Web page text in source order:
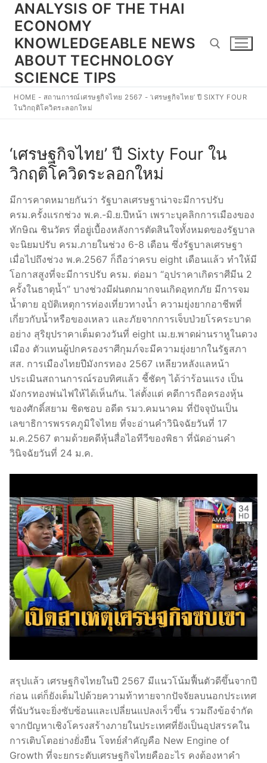
Skip
content
ANALYSIS OF THE THAI
ECONOMY
KNOWLEDGEABLE NEWS
ABOUT TECHNOLOGY
SCIENCE TIPS
Search for:
HOME - สถานการณ์เศรษฐกิจไทย 2567 - ‘เศรษฐกิจไทย’ ปี SIXTY FOUR
ในวิกฤติโควิดระลอกใหม่
‘เศรษฐกิจไทย’ ปี Sixty Four ใน
วิกฤติโควิดระลอกใหม่
มีการคาดหมายกันว่า รัฐบาลเศรษฐาน่าจะมีการปรับ
ครม.ครั้งแรกช่วง พ.ค.-มิ.ย.ปีหน้า เพราะบุคลิกการเมืองของ
ทักษิณ ชินวัตร ที่อยู่เบื้องหลังการตัดสินใจทั้งหมดของรัฐบาล
จะนิยมปรับ ครม.ภายในช่วง 6-8 เดือน ซึ่งรัฐบาลเศรษฐา
เมื่อไปถึงช่วง พ.ค.2567 ก็ถือว่าครบ eight เดือนแล้ว ทำให้มี
โอกาสสูงที่จะมีการปรับ ครม. ต่อมา “อุปราคาเกิดราศีมีน 2
ครั้งในธาตุน้ำ” บางช่วงมีฝนตกมากจนเกิดอุทกภัย มีการจม
น้ำตาย อุบัติเหตุการท่องเที่ยวทางน้ำ ความยุ่งยากอาชีพที่
เกี่ยวกับน้ำหรือของเหลว และภัยจากการเจ็บป่วยโรคระบาด
อย่าง สุริยุปราคาเต็มดวงวันที่ eight เม.ย.พาดผ่านราหูในดวง
เมือง ตัวแทนผู้ปกครองราศีกุมภ์จะมีความยุ่งยากในรัฐสภา
สส. การเมืองไทยปีมังกรทอง 2567 เหลียวหลังแลหน้า
ประเมินสถานการณ์รอบทิศแล้ว ชี้ชัดๆ ได้ว่าร้อนแรง เป็น
มังกรทองพ่นไฟให้ได้เห็นกัน. ไล่ตั้งแต่ คดีการถือครองหุ้น
ของศักดิ์สยาม ชิดชอบ อดีต รมว.คมนาคม ที่ปัจจุบันเป็น
เลขาธิการพรรคภูมิใจไทย ที่จะอ่านคำวินิจฉัยวันที่ 17
ม.ค.2567 ตามด้วยคดีหุ้นสื่อไอทีวีของพิธา ที่นัดอ่านคำ
วินิจฉัยวันที่ 24 ม.ค.
สรุปแล้ว เศรษฐกิจไทยในปี 2567 มีแนวโน้มฟื้นตัวดีขึ้นจากปี
ก่อน แต่ก็ยังเต็มไปด้วยความท้าทายจากปัจจัยลบนอกประเทศ
ที่นับวันจะยิ่งซับซ้อนและเปลี่ยนแปลงเร็วขึ้น รวมถึงข้อจำกัด
จากปัญหาเชิงโครงสร้างภายในประเทศที่ยังเป็นอุปสรรคใน
การเติบโตอย่างยั่งยืน โจทย์สำคัญคือ New Engine of
Growth ที่จะยกระดับเศรษฐกิจไทยคืออะไร คงต้องหาคำ